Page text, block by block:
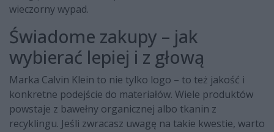
wieczorny wypad.
Świadome zakupy – jak
wybierać lepiej i z głową
Marka Calvin Klein to nie tylko logo – to też jakość i
konkretne podejście do materiałów. Wiele produktów
powstaje z bawełny organicznej albo tkanin z
recyklingu. Jeśli zwracasz uwagę na takie kwestie, warto